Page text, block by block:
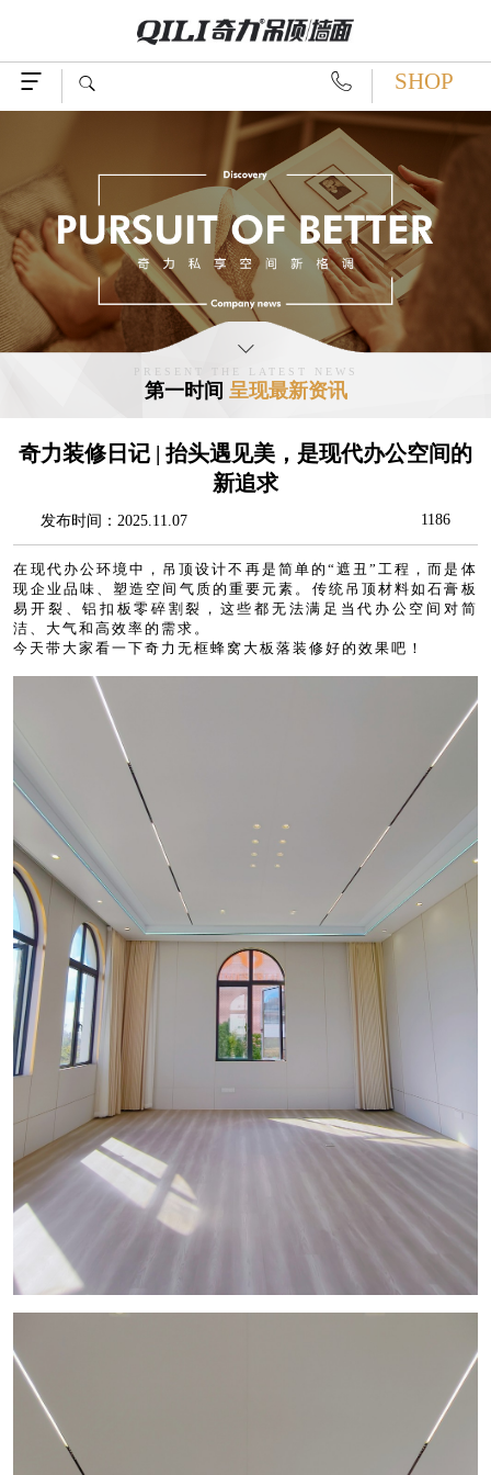
   SHOP

PRESENT THE LATEST NEWS
第一时间 呈现最新资讯
奇力装修日记 | 抬头遇见美，是现代办公空间的
新追求
发布时间：2025.11.07 1186
在现代办公环境中，吊顶设计不再是简单的“遮丑”工程，而是体
现企业品味、塑造空间气质的重要元素。传统吊顶材料如石膏板
易开裂、铝扣板零碎割裂，这些都无法满足当代办公空间对简
洁、大气和高效率的需求。
今天带大家看一下奇力无框蜂窝大板落装修好的效果吧！